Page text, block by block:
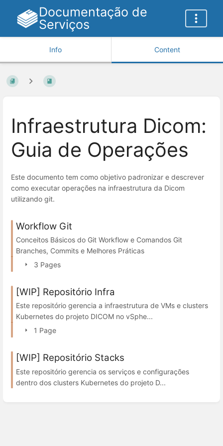
Documentação de
Serviços
Info Content
Infraestrutura Dicom:
Guia de Operações
Este documento tem como objetivo padronizar e descrever
como executar operações na infraestrutura da Dicom
utilizando git.
Workflow Git
Conceitos Básicos do Git Workflow e Comandos Git
Branches, Commits e Melhores Práticas
3 Pages
[WIP] Repositório Infra
Este repositório gerencia a infraestrutura de VMs e clusters
Kubernetes do projeto DICOM no vSphe...
1 Page
[WIP] Repositório Stacks
Este repositório gerencia os serviços e configurações
dentro dos clusters Kubernetes do projeto D...